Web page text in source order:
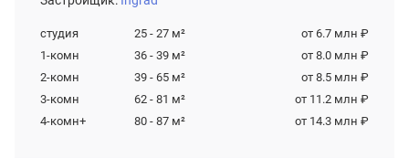
студия 25 - 27 м²
от 6.7 млн ₽
1-комн
36 - 39 м²
от 8.0 млн ₽
2-комн
39 - 65 м²
от 8.5 млн ₽
3-комн
62 - 81 м²
от 11.2 млн ₽
4-комн+
80 - 87 м² от 14.3 млн ₽